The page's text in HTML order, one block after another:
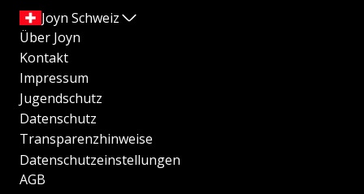
Joyn Schweiz
Über Joyn
Kontakt
Impressum
Jugendschutz
Datenschutz
Transparenzhinweise
Datenschutzeinstellungen
AGB